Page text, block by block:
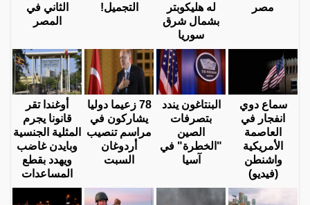
مصر
له هليكوبتر
بشمال شرق
سوريا
التجميل!
الثاني في
المصر
سماع دوي
انفجار في
العاصمة
الأمريكية
واشنطن
(فيديو)
البنتاغون يندد
بتصرفات
الصين
"الخطرة" في
آسيا
78 زعيما دوليا
يشاركون في
مراسم تنصيب
أردوغان
السبت
أوغندا تقر
قانونا يجرم
المثلية الجنسية
وبايدن غاضب
ويهدد بقطع
المساعدات